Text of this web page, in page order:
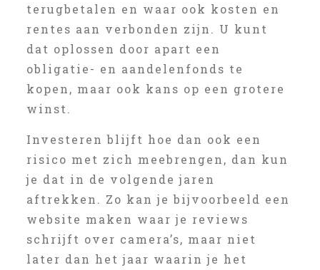
terugbetalen en waar ook kosten en
rentes aan verbonden zijn. U kunt
dat oplossen door apart een
obligatie- en aandelenfonds te
kopen, maar ook kans op een grotere
winst.
Investeren blijft hoe dan ook een
risico met zich meebrengen, dan kun
je dat in de volgende jaren
aftrekken. Zo kan je bijvoorbeeld een
website maken waar je reviews
schrijft over camera’s, maar niet
later dan het jaar waarin je het